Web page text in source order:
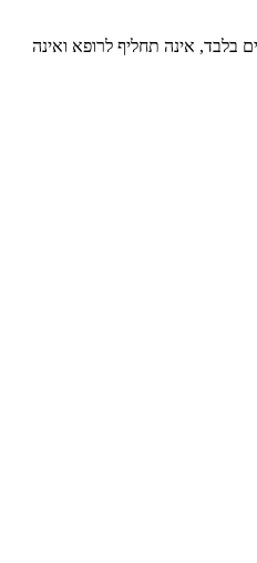
בלבד, אינה תחליף לרופא ואינה